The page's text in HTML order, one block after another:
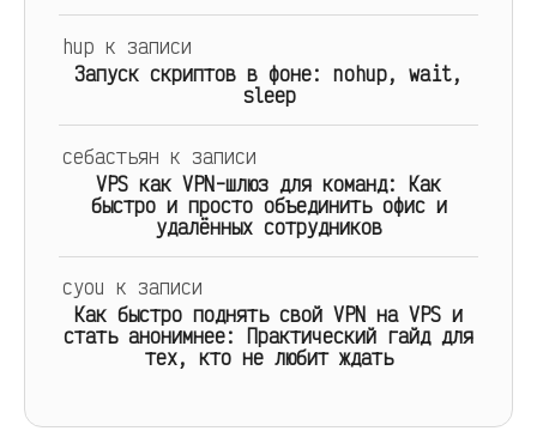
hup к записи
Запуск скриптов в фоне: nohup, wait,
sleep
себастьян к записи
VPS как VPN-шлюз для команд: Как
быстро и просто объединить офис и
удалённых сотрудников
cyou к записи
Как быстро поднять свой VPN на VPS и
стать анонимнее: Практический гайд для
тех, кто не любит ждать